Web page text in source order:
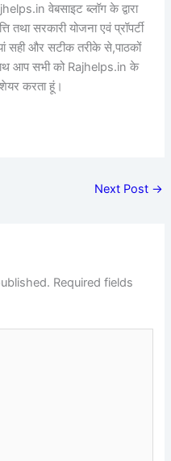
वेबसाइट ब्लॉग के द्वारा
तथा सरकारी योजना एवं प्रॉपर्टी
सही और सटीक तरीके से,पाठकों
आप सभी को Rajhelps.in के
करता हूं।
Next Post →
Required fields